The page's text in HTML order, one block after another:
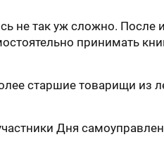
не так уж сложно. После
принимать
старшие товарищи из
Дня